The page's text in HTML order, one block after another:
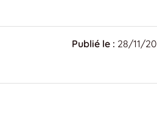
Publié le : 28/11/